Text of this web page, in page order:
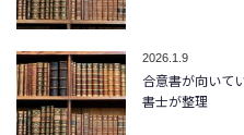
2026.1.9
合意書が向いて
書士が整理